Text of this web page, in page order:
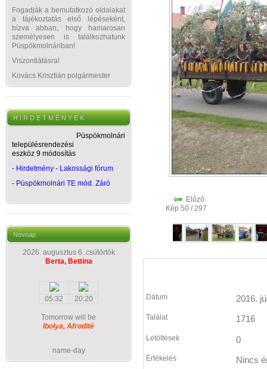
Fogadják a bemutatkozó oldalakat
a tájékoztatás első lépéseként,
bízva abban, hogy hamarosan
személyesen is találkozhatunk
Püspökmolnáriban!
Viszontlátásra!
Kovács Krisztián polgármester
H I R D E T M É N Y E K
Püspökmolnári
településrendezési
eszköz 9 módosítás
- Hirdetmény - Lakossági fórum
- Püspökmolnári TE mód. Záró
Névnap
2026. augusztus 6. csütörtök
Berta, Bettina
05:32 20:20
Tomorrow will be
Ibolya, Afrodité
name-day
Előző
Kép 50 / 297
Dátum 2016.
Találat 1716
Letöltések 0
Értékelés Nincs